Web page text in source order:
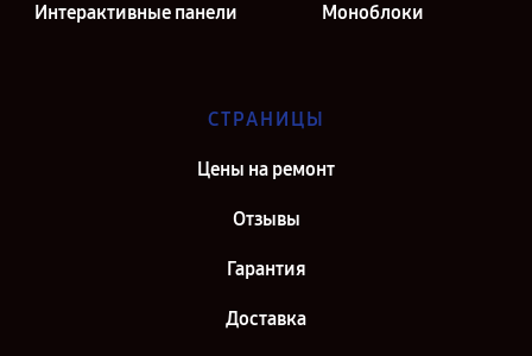
Интерактивные панели Моноблоки
СТРАНИЦЫ
Цены на ремонт
Отзывы
Гарантия
Доставка